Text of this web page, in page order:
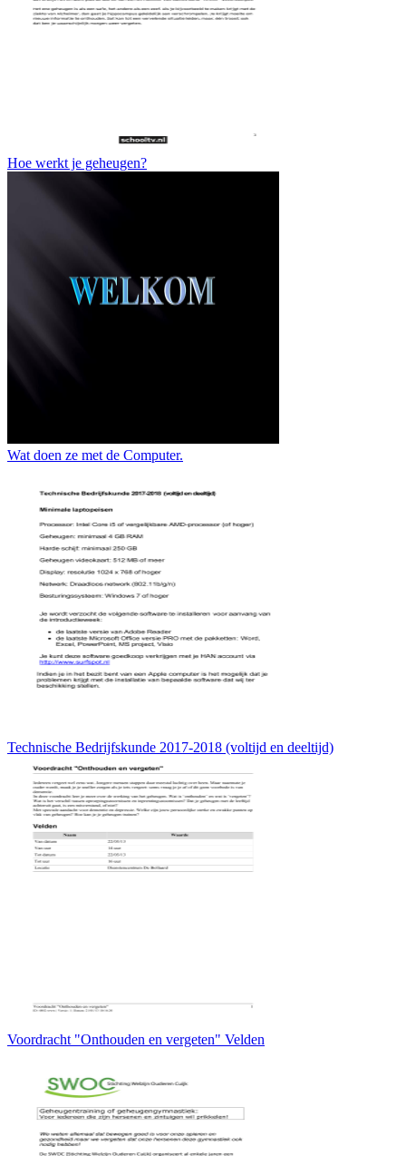
Hoe werkt je geheugen?
Wat doen ze met de Computer.
Technische Bedrijfskunde 2017-2018 (voltijd en deeltijd)
Voordracht "Onthouden en vergeten" Velden